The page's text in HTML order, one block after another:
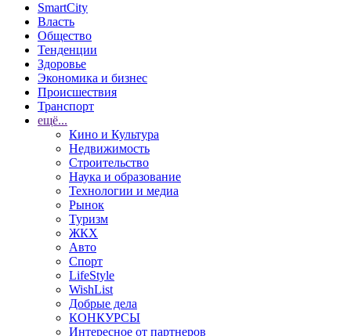
SmartCity
Власть
Общество
Тенденции
Здоровье
Экономика и бизнес
Происшествия
Транспорт
ещё...
Кино и Культура
Недвижимость
Строительство
Наука и образование
Технологии и медиа
Рынок
Туризм
ЖКХ
Авто
Спорт
LifeStyle
WishList
Добрые дела
КОНКУРСЫ
Интересное от партнеров